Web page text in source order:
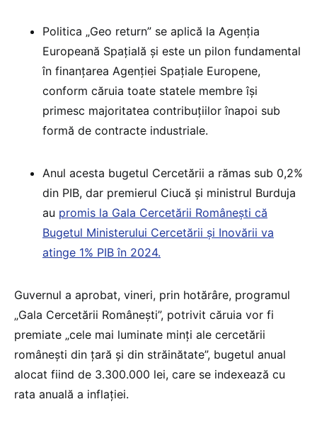
Politica „Geo return” se aplică la Agenția
Europeană Spațială și este un pilon fundamental
în finanțarea Agenției Spațiale Europene,
conform căruia toate statele membre își
primesc majoritatea contribuțiilor înapoi sub
formă de contracte industriale.
Anul acesta bugetul Cercetării a rămas sub 0,2%
din PIB, dar premierul Ciucă și ministrul Burduja
au promis la Gala Cercetării Românești că
Bugetul Ministerului Cercetării și Inovării va
atinge 1% PIB în 2024.
Guvernul a aprobat, vineri, prin hotărâre, programul
„Gala Cercetării Româneşti”, potrivit căruia vor fi
premiate „cele mai luminate minţi ale cercetării
româneşti din ţară şi din străinătate”, bugetul anual
alocat fiind de 3.300.000 lei, care se indexează cu
rata anuală a inflaţiei.